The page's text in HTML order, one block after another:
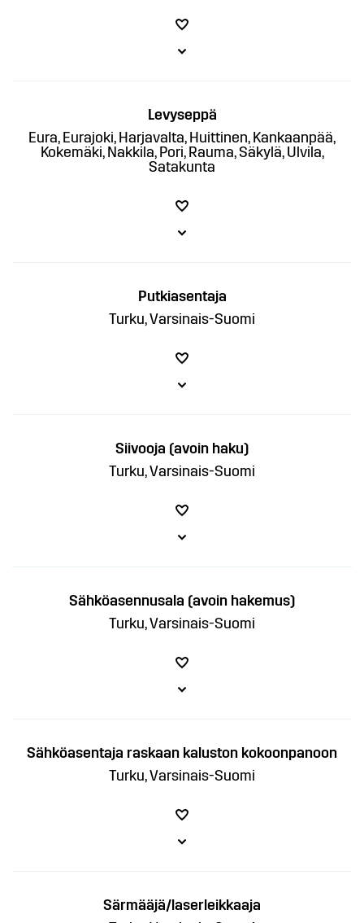
Levyseppä
Eura, Eurajoki, Harjavalta, Huittinen, Kankaanpää,
Kokemäki, Nakkila, Pori, Rauma, Säkylä, Ulvila,
Satakunta
Putkiasentaja
Turku, Varsinais-Suomi
Siivooja (avoin haku)
Turku, Varsinais-Suomi
Sähköasennusala (avoin hakemus)
Turku, Varsinais-Suomi
Sähköasentaja raskaan kaluston kokoonpanoon
Turku, Varsinais-Suomi
Särmääjä/laserleikkaaja